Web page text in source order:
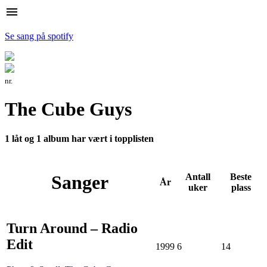
menu
Se sang på spotify
nr.
The Cube Guys
1 låt og 1 album har vært i topplisten
Sanger År
Antall
uker
Beste
plass
Turn Around – Radio
Edit
1999 6 14